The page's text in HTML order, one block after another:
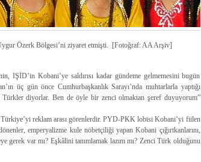
Özerk Bölgesi’ni ziyaret etmişti. [Fotoğraf: AA Arşiv]
Kobani’ye saldırısı kadar gündeme gelmemesini bugün
üç gün önce Cumhurbaşkanlık Sarayı’nda muhtarlarla yaptığı
diyorlar. Ben de öyle bir zenci olmaktan şeref duyuyorum”
reklam arası görenlerdir. PYD-PKK lobisi Kobani’yi fiilen
emperyalizme kule nöbetçiliği yapan Kobani çığırtkanlarını,
gerek var mı? Eşkâlini tanımlamak lazım mı? Zenci Türk olduğunu